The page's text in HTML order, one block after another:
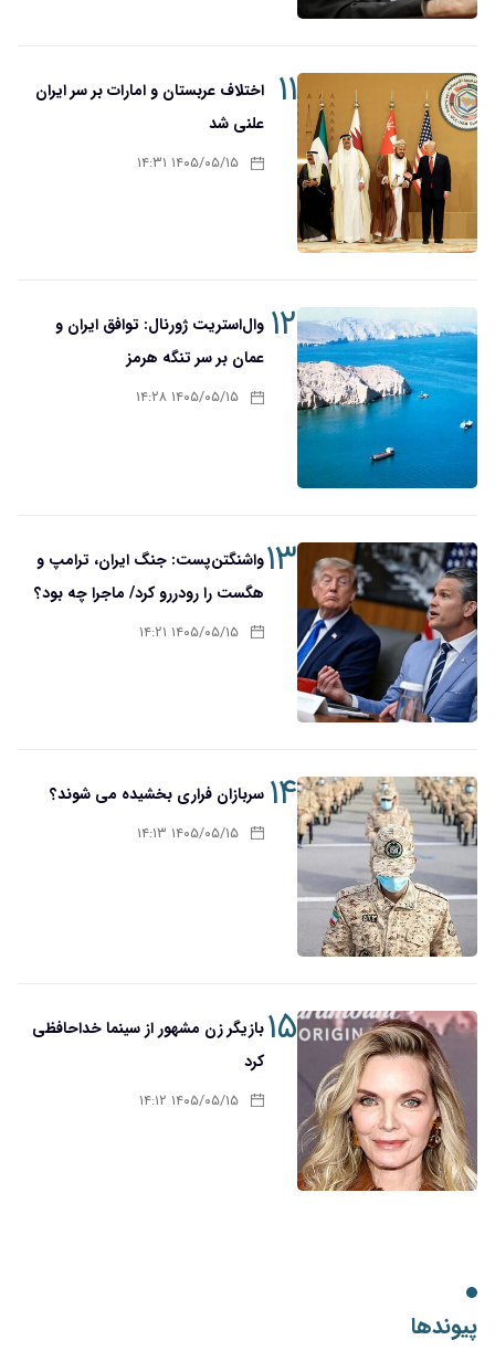
۱۱
اختلاف عربستان و امارات بر سر ایران
علنی شد
۱۴۰۵/۰۵/۱۵ ۱۴:۳۱
۱۲ وال‌استریت ژورنال: توافق ایران و
عمان بر سر تنگه هرمز
۱۴۰۵/۰۵/۱۵ ۱۴:۲۸
۱۳واشنگتن‌پست: جنگ ایران، ترامپ و
هگست را رودررو کرد/ ماجرا چه بود؟
۱۴۰۵/۰۵/۱۵ ۱۴:۲۱
۱۴ سربازان فراری بخشیده می شوند؟
۱۴۰۵/۰۵/۱۵ ۱۴:۱۳
۱۵بازیگر زن مشهور از سینما خداحافظی
کرد
۱۴۰۵/۰۵/۱۵ ۱۴:۱۲
پیوندها